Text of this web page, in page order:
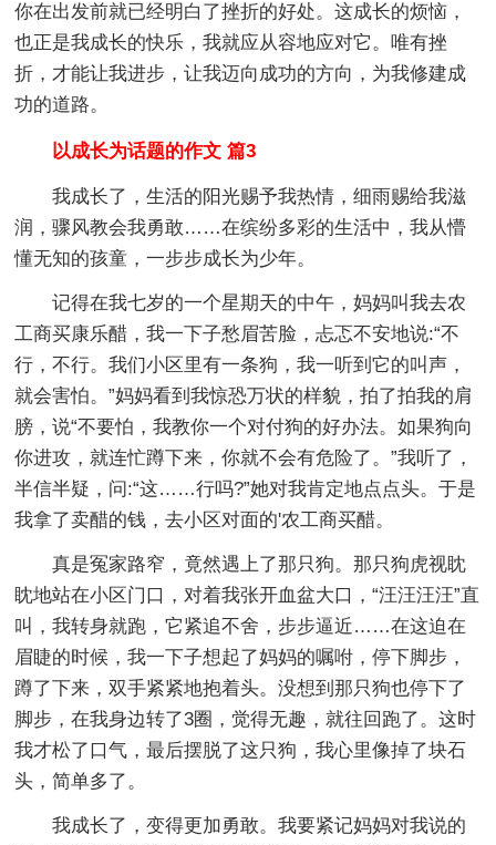
你在出发前就已经明白了挫折的好处。这成长的烦恼，
也正是我成长的快乐，我就应从容地应对它。唯有挫
折，才能让我进步，让我迈向成功的方向，为我修建成
功的道路。
以成长为话题的作文 篇3
我成长了，生活的阳光赐予我热情，细雨赐给我滋
润，骤风教会我勇敢……在缤纷多彩的生活中，我从懵
懂无知的孩童，一步步成长为少年。
记得在我七岁的一个星期天的中午，妈妈叫我去农
工商买康乐醋，我一下子愁眉苦脸，忐忑不安地说:“不
行，不行。我们小区里有一条狗，我一听到它的叫声，
就会害怕。”妈妈看到我惊恐万状的样貌，拍了拍我的肩
膀，说“不要怕，我教你一个对付狗的好办法。如果狗向
你进攻，就连忙蹲下来，你就不会有危险了。”我听了，
半信半疑，问:“这……行吗?”她对我肯定地点点头。于是
我拿了卖醋的钱，去小区对面的'农工商买醋。
真是冤家路窄，竟然遇上了那只狗。那只狗虎视眈
眈地站在小区门口，对着我张开血盆大口，“汪汪汪汪”直
叫，我转身就跑，它紧追不舍，步步逼近……在这迫在
眉睫的时候，我一下子想起了妈妈的嘱咐，停下脚步，
蹲了下来，双手紧紧地抱着头。没想到那只狗也停下了
脚步，在我身边转了3圈，觉得无趣，就往回跑了。这时
我才松了口气，最后摆脱了这只狗，我心里像掉了块石
头，简单多了。
我成长了，变得更加勇敢。我要紧记妈妈对我说的